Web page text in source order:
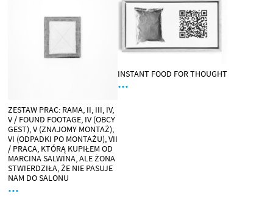
ZESTAW PRAC: RAMA, II, III, IV,
V / FOUND FOOTAGE, IV (OBCY
GEST), V (ZNAJOMY MONTAŻ),
VI (ODPADKI PO MONTAŻU), VII
/ PRACA, KTÓRĄ KUPIŁEM OD
MARCINA SALWINA, ALE ŻONA
STWIERDZIŁA, ŻE NIE PASUJE
NAM DO SALONU
…
INSTANT FOOD FOR THOUGHT
…